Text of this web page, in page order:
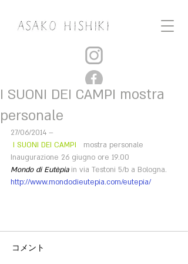
I SUONI DEI CAMPI mostra
personale
27/06/2014 –
I SUONI DEI CAMPI
  mostra personale
Inaugurazione 26 giugno ore 19.00
Mondo di Eutèpia in via Testoni 5/b a Bologna.
http://www.mondodieutepia.com/eutepia/
コメント